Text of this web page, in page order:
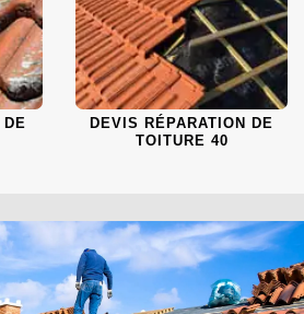
DEVIS RÉPARATION DE
TOITURE 40